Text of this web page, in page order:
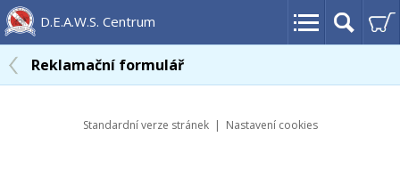
D.E.A.W.S. Centrum
Reklamační formulář
Standardní verze stránek| Nastavení cookies